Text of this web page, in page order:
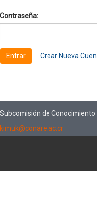
Contraseña:
Crear Nueva
Subcomisión de Conocimiento
kimuk@conare.ac.cr